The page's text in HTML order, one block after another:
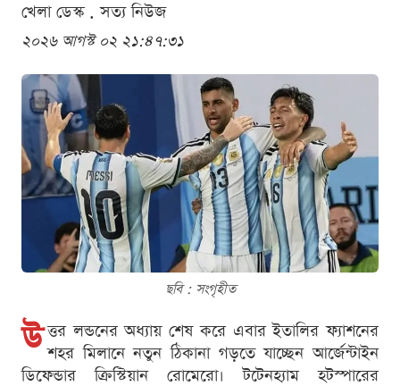
খেলা ডেস্ক . সত্য নিউজ
২০২৬ আগস্ট ০২ ২১:৪৭:৩১
ছবি : সংগৃহীত
উ ত্তর লন্ডনের অধ্যায় শেষ করে এবার ইতালির ফ্যাশনের
শহর মিলানে নতুন ঠিকানা গড়তে যাচ্ছেন আর্জেন্টাইন
ডিফেন্ডার ক্রিস্টিয়ান রোমেরো। টটেনহ্যাম হটস্পারের